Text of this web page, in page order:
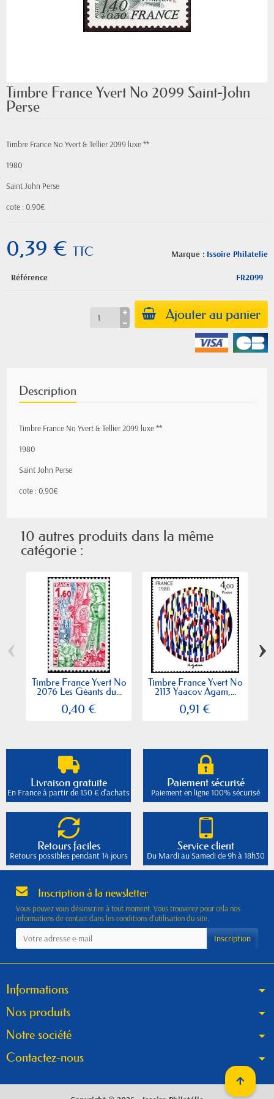
Timbre France Yvert No 2099 Saint-John
Perse
Timbre France No Yvert & Tellier 2099 luxe **
1980
Saint John Perse
cote : 0.90€
Marque : Issoire Philatelie
0,39 € TTC
Référence FR2099
Ajouter au panier
Description
Timbre France No Yvert & Tellier 2099 luxe **
1980
Saint John Perse
cote : 0.90€
10 autres produits dans la même
catégorie :
Timbre France Yvert No
2076 Les Géants du...
0,40 €
Timbre France Yvert No
2113 Yaacov Agam,...
0,91 €
‹ ›
Livraison gratuite
En France à partir de 150 € d'achats
Paiement sécurisé
Paiement en ligne 100% sécurisé
Retours faciles
Retours possibles pendant 14 jours
Service client
Du Mardi au Samedi de 9h à 18h30
Inscription à la newsletter
Vous pouvez vous désinscrire à tout moment. Vous trouverez pour cela nos
informations de contact dans les conditions d'utilisation du site.
Informations
Nos produits
Notre société
Contactez-nous